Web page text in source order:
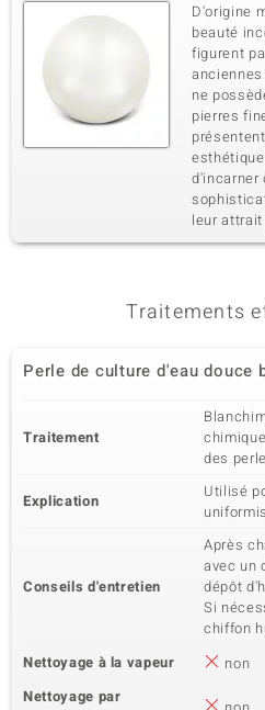
D'origine
beauté
figurent
ne
pierres
d'incarner
leur
Traitements
Perle de culture d'eau douce
Traitement
des
Explication
Utilisé
Conseils d'entretien
Après
avec un
dépôt
Si
chiffon
Nettoyage à la vapeur
non
Nettoyage par